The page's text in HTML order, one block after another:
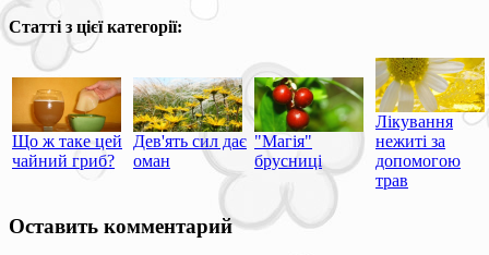
Статті з цієї категорії:
Що ж таке цей
чайний гриб?
Дев'ять сил дає
оман
"Магія"
брусниці
Лікування
нежиті за
допомогою
трав
Оставить комментарий